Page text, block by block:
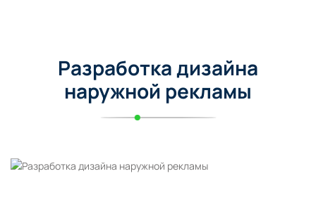
Разработка дизайна
наружной рекламы